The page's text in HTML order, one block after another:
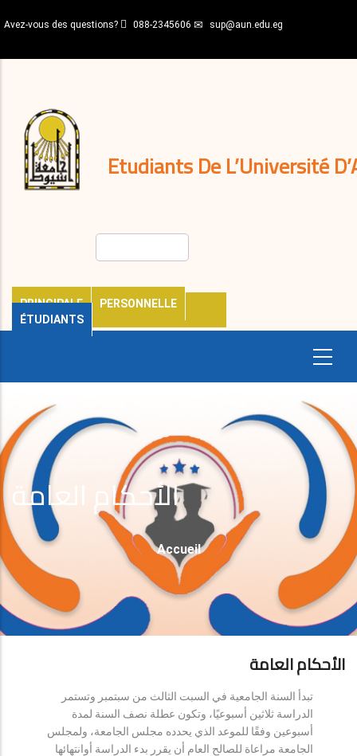
au
principal
Avez-vous des questions? 088-2345606 sup@aun.edu.eg
Etudiants De L’Université
PRINCIPALE
PERSONNELLE
ÉTUDIANTS
décisions
Expatriés
Journal
الأحكام العامة
Fil
D'Ariane
Accueil
الأحكام العامة
تبدأ السنة الجامعية في السبت الثالث من سبتمبر وتستمر
الدراسة ثلاثين أسبوعيًا، وتكون عطلة نصف السنة لمدة
أسبوعين وفقًا للموعد الذي يحدده مجلس الجامعة، ولمجلس
الجامعة مراعاة للصالح العام أن يقرر بدء الدراسة أوانتهائها